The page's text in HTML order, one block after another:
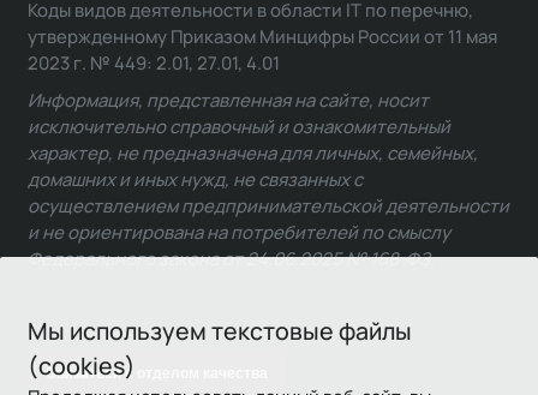
Мы используем текстовые файлы
(cookies)
Связаться с отделом качества
Коды видов деятельности в области IT по перечню,
утвержденному Приказом Минцифры России от 11 мая
2023 г. № 449: 2.01, 27.01, 4.01
Информация, представленная на сайте, носит
исключительно справочный и ознакомительный
характер, не предназначена для личных, семейных,
домашних и иных нужд, не связанных с
осуществлением предпринимательской деятельности
и не ориентирована на потребителей по смыслу
Федерального закона от 24.06.2025 № 168-ФЗ.